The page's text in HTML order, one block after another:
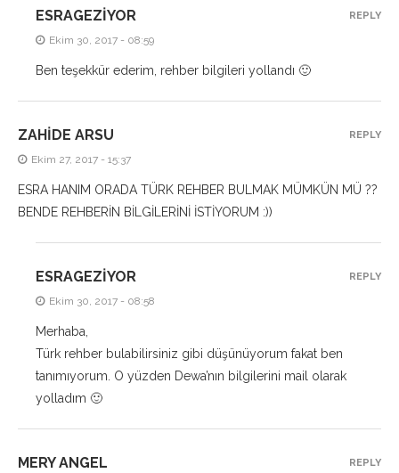
ESRAGEZIYOR
Ekim 30, 2017 - 08:59
Ben teşekkür ederim, rehber bilgileri yollandı 🙂
REPLY
ZAHİDE ARSU
Ekim 27, 2017 - 15:37
ESRA HANIM ORADA TÜRK REHBER BULMAK MÜMKÜN MÜ ??
BENDE REHBERİN BİLGİLERİNİ İSTİYORUM :))
REPLY
ESRAGEZIYOR
Ekim 30, 2017 - 08:58
Merhaba,
Türk rehber bulabilirsiniz gibi düşünüyorum fakat ben
tanımıyorum. O yüzden Dewa’nın bilgilerini mail olarak
yolladım 🙂
REPLY
MERY ANGEL REPLY